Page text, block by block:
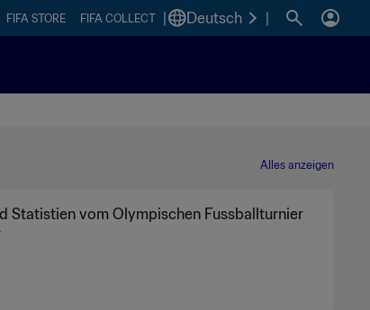
FIFA STORE FIFA COLLECT Deutsch
Alles anzeigen
Statistien vom Olympischen Fussballturnier